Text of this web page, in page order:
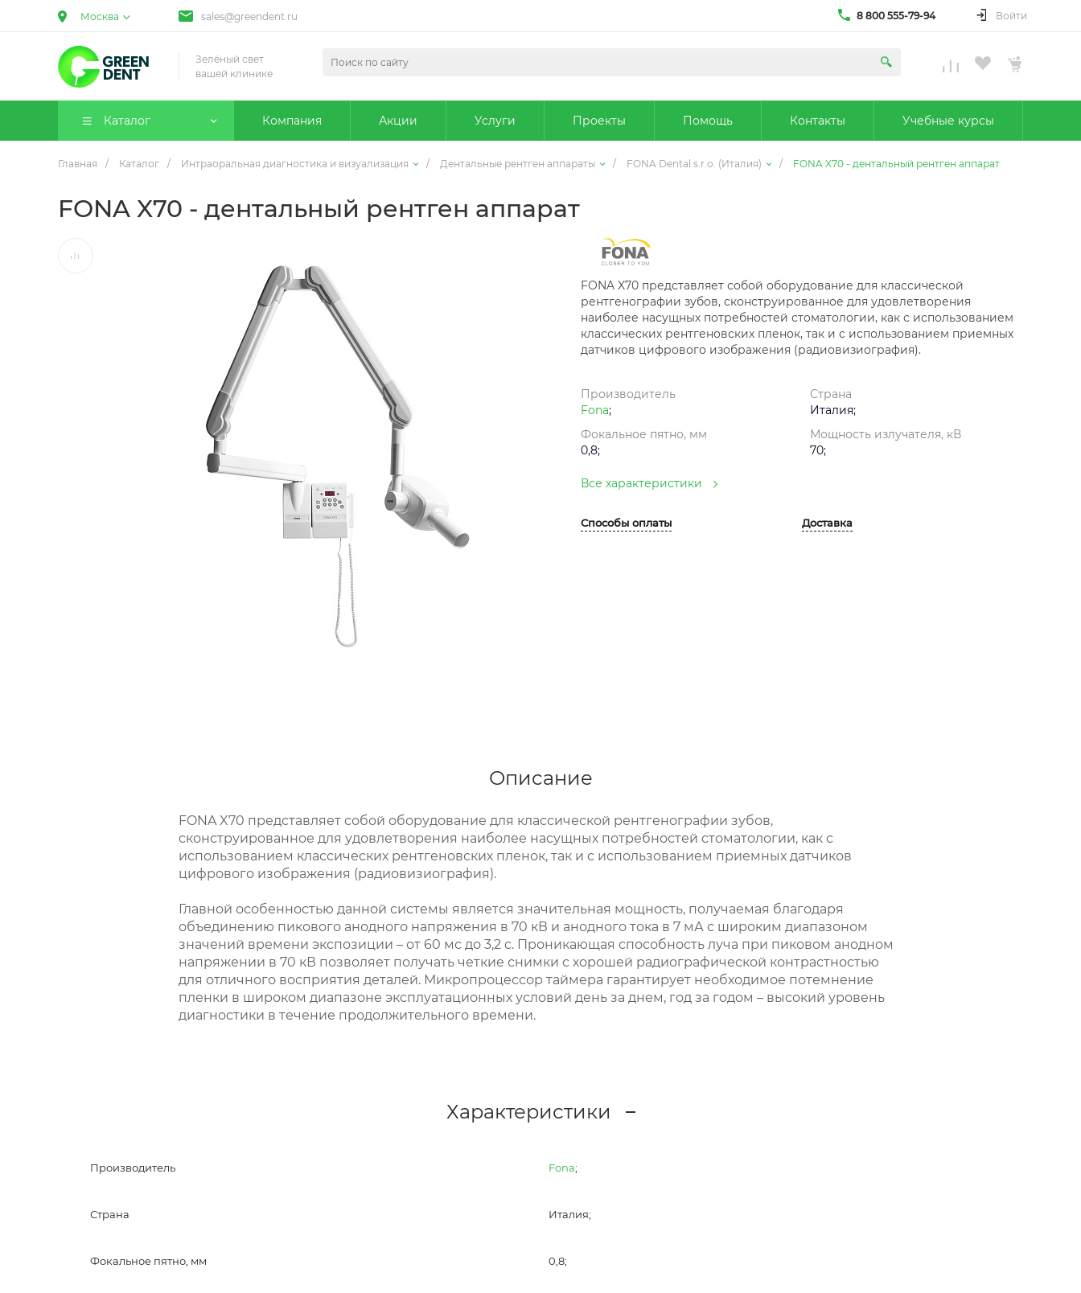
Москва sales@greendent.ru 8 800 555-79-94 Войти
Зелёный свет
вашей клинике
Каталог Компания Акции Услуги Проекты Помощь Контакты Учебные курсы
Главная / Каталог / Интраоральная диагностика и визуализация / Дентальные рентген аппараты / FONA Dental s.r.o. (Италия) / FONA X70 - дентальный рентген аппарат
FONA X70 - дентальный рентген аппарат
FONA X70 представляет собой оборудование для классической
рентгенографии зубов, сконструированное для удовлетворения
наиболее насущных потребностей стоматологии, как с использованием
классических рентгеновских пленок, так и с использованием приемных
датчиков цифрового изображения (радиовизиография).
Производитель
Fona;
Страна
Италия;
Фокальное пятно, мм
0,8;
Мощность излучателя, кВ
70;
Все характеристики
Способы оплаты Доставка
Описание
FONA X70 представляет собой оборудование для классической рентгенографии зубов,
сконструированное для удовлетворения наиболее насущных потребностей стоматологии, как с
использованием классических рентгеновских пленок, так и с использованием приемных датчиков
цифрового изображения (радиовизиография).
Главной особенностью данной системы является значительная мощность, получаемая благодаря
объединению пикового анодного напряжения в 70 кВ и анодного тока в 7 мА с широким диапазоном
значений времени экспозиции – от 60 мс до 3,2 с. Проникающая способность луча при пиковом анодном
напряжении в 70 кВ позволяет получать четкие снимки с хорошей радиографической контрастностью
для отличного восприятия деталей. Микропроцессор таймера гарантирует необходимое потемнение
пленки в широком диапазоне эксплуатационных условий день за днем, год за годом – высокий уровень
диагностики в течение продолжительного времени.
Характеристики
Производитель Fona;
Страна Италия;
Фокальное пятно, мм 0,8;